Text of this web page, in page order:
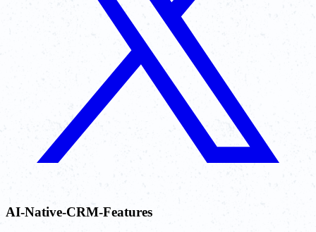
AI-Native-CRM-Features